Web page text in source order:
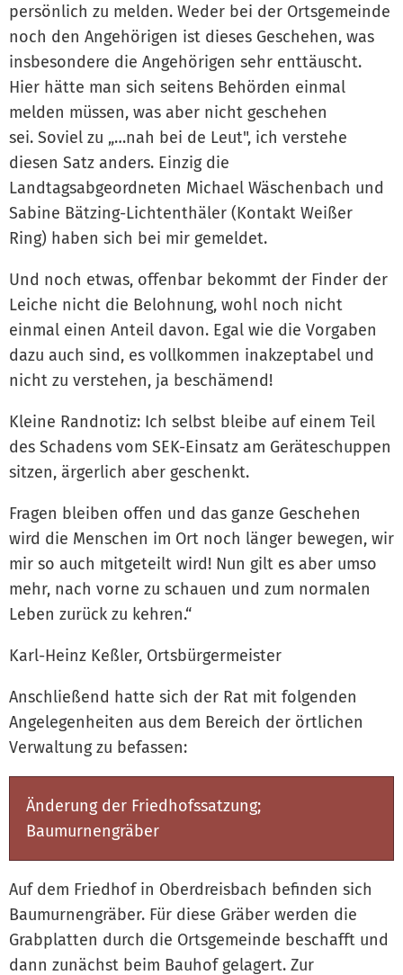
persönlich zu melden. Weder bei der Ortsgemeinde
noch den Angehörigen ist dieses Geschehen, was
insbesondere die Angehörigen sehr enttäuscht.
Hier hätte man sich seitens Behörden einmal
melden müssen, was aber nicht geschehen
sei. Soviel zu „…nah bei de Leut", ich verstehe
diesen Satz anders. Einzig die
Landtagsabgeordneten Michael Wäschenbach und
Sabine Bätzing-Lichtenthäler (Kontakt Weißer
Ring) haben sich bei mir gemeldet.
Und noch etwas, offenbar bekommt der Finder der
Leiche nicht die Belohnung, wohl noch nicht
einmal einen Anteil davon. Egal wie die Vorgaben
dazu auch sind, es vollkommen inakzeptabel und
nicht zu verstehen, ja beschämend!
Kleine Randnotiz: Ich selbst bleibe auf einem Teil
des Schadens vom SEK-Einsatz am Geräteschuppen
sitzen, ärgerlich aber geschenkt.
Fragen bleiben offen und das ganze Geschehen
wird die Menschen im Ort noch länger bewegen, wir
mir so auch mitgeteilt wird! Nun gilt es aber umso
mehr, nach vorne zu schauen und zum normalen
Leben zurück zu kehren.“
Karl-Heinz Keßler, Ortsbürgermeister
Anschließend hatte sich der Rat mit folgenden
Angelegenheiten aus dem Bereich der örtlichen
Verwaltung zu befassen:
Änderung der Friedhofssatzung;
Baumurnengräber
Auf dem Friedhof in Oberdreisbach befinden sich
Baumurnengräber. Für diese Gräber werden die
Grabplatten durch die Ortsgemeinde beschafft und
dann zunächst beim Bauhof gelagert. Zur